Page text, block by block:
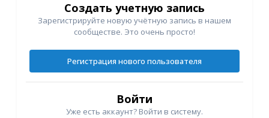
Создать учетную запись
Зарегистрируйте новую учётную запись в нашем
сообществе. Это очень просто!
Регистрация нового пользователя
Войти
Уже есть аккаунт? Войти в систему.